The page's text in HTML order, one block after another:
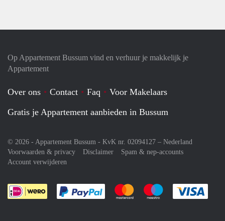
Op Appartement Bussum vind en verhuur je makkelijk je
Appartement
Over ons Contact Faq
Voor Makelaars
Gratis je Appartement aanbieden in Bussum
© 2026 - Appartement Bussum - KvK nr. 02094127 – Nederland
Voorwaarden & privacy
Disclaimer
Spam & nep-accounts
Account verwijderen
Je rekent gemakkelijk af met Paypal
Je rekent gemakkelijk af met
Je rekent